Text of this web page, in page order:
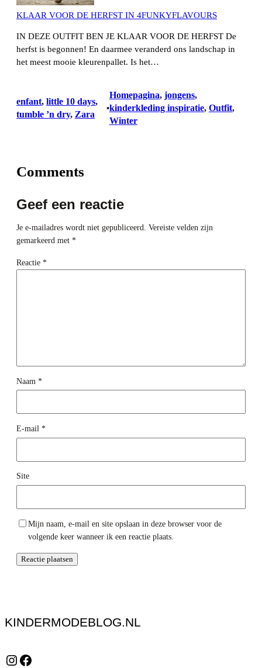
KLAAR VOOR DE HERFST IN 4FUNKYFLAVOURS
IN DEZE OUTFIT BEN JE KLAAR VOOR DE HERFST De
herfst is begonnen! En daarmee veranderd ons landschap in
het meest mooie kleurenpallet. Is het…
enfant, little 10 days
tumble ’n dry, Zara
•
Homepagina, jongens ,
kinderkleding inspiratie, Outfit ,
Winter
Comments
Geef een reactie
Je e-mailadres wordt niet gepubliceerd.
Vereiste velden zijn
gemarkeerd met *
Reactie *
Naam *
E-mail *
Site
Mijn naam, e-mail en site opslaan in deze browser voor de
volgende keer wanneer ik een reactie plaats.
KINDERMODEBLOG.NL
Instagram Facebook